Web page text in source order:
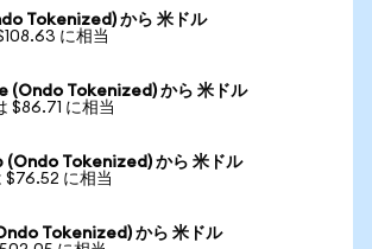
Tokenized) から 米ドル
に相当
(Ondo Tokenized) から 米ドル
$86.71 に相当
(Ondo Tokenized) から 米ドル
$76.52 に相当
Tokenized) から 米ドル